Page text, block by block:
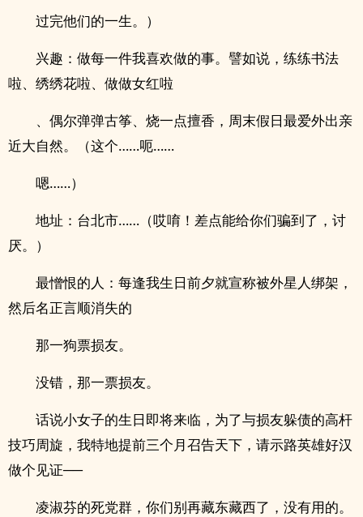
过完他们的一生。）
兴趣：做每一件我喜欢做的事。譬如说，练练书法
啦、绣绣花啦、做做女红啦
、偶尔弹弹古筝、烧一点擅香，周末假日最爱外出亲
近大自然。（这个……呃……
嗯……）
地址：台北市……（哎唷！差点能给你们骗到了，讨
厌。）
最憎恨的人：每逢我生日前夕就宣称被外星人绑架，
然后名正言顺消失的
那一狗票损友。
没错，那一票损友。
话说小女子的生日即将来临，为了与损友躲债的高杆
技巧周旋，我特地提前三个月召告天下，请示路英雄好汉
做个见证──
凌淑芬的死党群，你们别再藏东藏西了，没有用的。